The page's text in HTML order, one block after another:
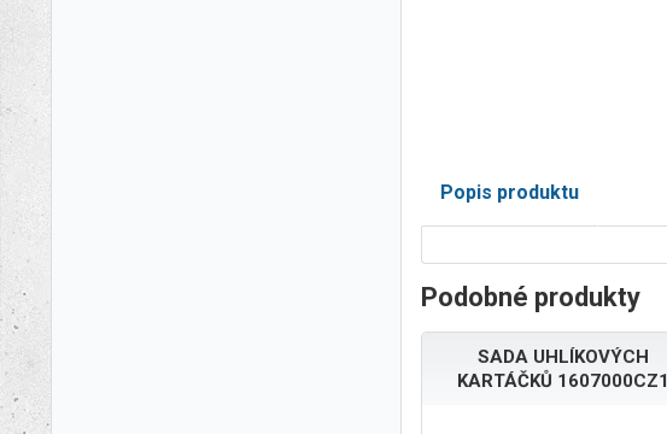
Popis produktu
Podobné produkty
SADA UHLÍKOVÝCH
KARTÁČKŮ 1607000CZ1